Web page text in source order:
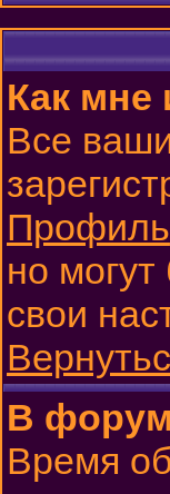
Как мне
Все
Профиль
но
свои
В
Время